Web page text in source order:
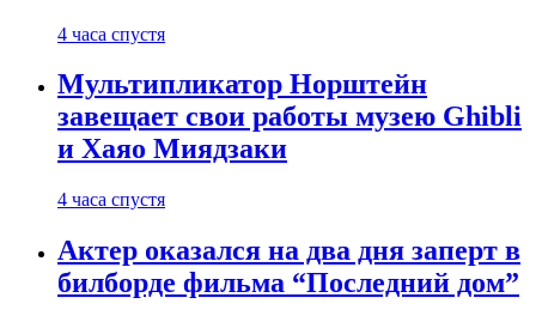
4 часа спустя
Мультипликатор Норштейн
завещает свои работы музею Ghibli
и Хаяо Миядзаки
4 часа спустя
Актер оказался на два дня заперт в
билборде фильма “Последний дом”